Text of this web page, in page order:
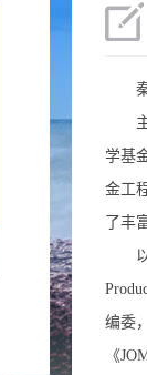
学基
金工
了丰
编委
《